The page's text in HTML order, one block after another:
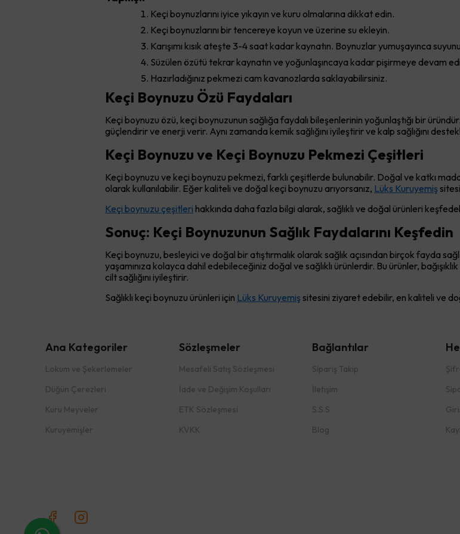
Keçi boynuzlarını iyice yıkayın ve kuru olmalarına dikkat edin.
Keçi boynuzlarını bir tencereye koyun ve üzerine su ekleyin.
Karışımı kısık ateşte 3-4 saat kadar kaynatın. Boynuzlar yumuşayınca
Süzülen özütü tekrar kaynatın ve yoğunlaşıncaya kadar pişirmeye devam
Hazırladığınız pekmezi cam kavanozlarda saklayabilirsiniz.
Keçi Boynuzu Özü Faydaları
Keçi boynuzu özü, keçi boynuzunun sağlığa faydalı bileşenlerinin yoğunlaştığı bir
güçlendirir ve enerji verir. Aynı zamanda kemik sağlığını iyileştirir ve kalp sağlığını
Keçi Boynuzu ve Keçi Boynuzu Pekmezi Çeşitleri
Keçi boynuzu ve keçi boynuzu pekmezi, farklı çeşitlerde bulunabilir. Doğal ve katkı
olarak kullanılabilir. Eğer kaliteli ve doğal keçi boynuzu arıyorsanız, Lüks Kuruyemiş
Keçi boynuzu çeşitleri hakkında daha fazla bilgi alarak, sağlıklı ve doğal ürünleri
Sonuç: Keçi Boynuzunun Sağlık Faydalarını Keşfedin
Keçi boynuzu, besleyici ve doğal bir atıştırmalık olarak sağlık açısından birçok fayda
yaşamınıza kolayca dahil edebileceğiniz doğal ve sağlıklı ürünlerdir. Bu ürünler,
cilt sağlığını iyileştirir.
Sağlıklı keçi boynuzu ürünleri için Lüks Kuruyemiş sitesini ziyaret edebilir, en kaliteli ve
Ana Kategoriler
Lokum ve Şekerlemeler
Düğün Çerezleri
Kuru Meyveler
Kuruyemişler
Sözleşmeler
Mesafeli Satış Sözleşmesi
İade ve Değişim Koşulları
ETK Sözleşmesi
KVKK
Bağlantılar
Sipariş Takip
İletişim
S.S.S
Blog